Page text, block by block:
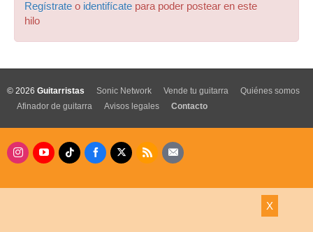
Regístrate o identifícate para poder postear en este
hilo
X
© 2026 Guitarristas Sonic Network Vende tu guitarra
Quiénes somos
Afinador de guitarra
Avisos legales Contacto